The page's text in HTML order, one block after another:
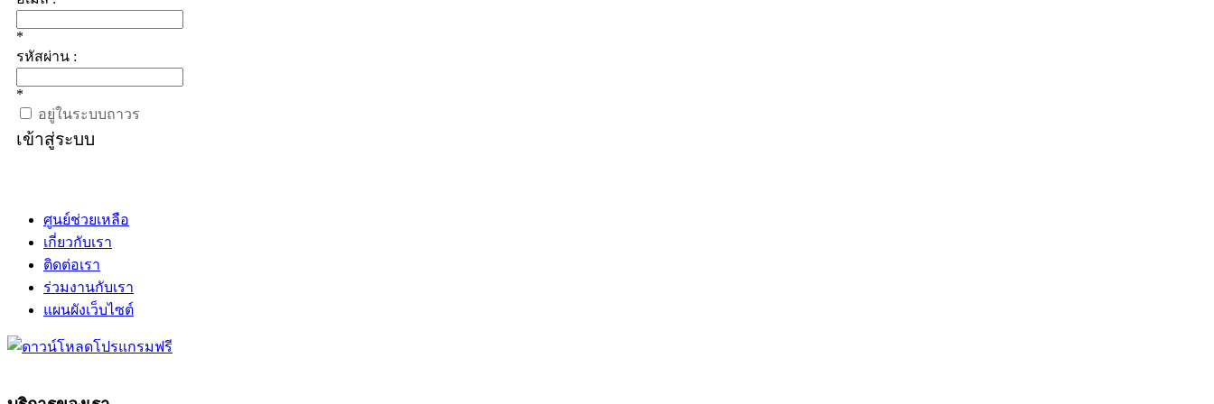
*
รหัสผ่าน :
*
อยู่ในระบบถาวร
เข้าสู่ระบบ
ศูนย์ช่วยเหลือ
เกี่ยวกับเรา
ติดต่อเรา
ร่วมงานกับเรา
แผนผังเว็บไซต์